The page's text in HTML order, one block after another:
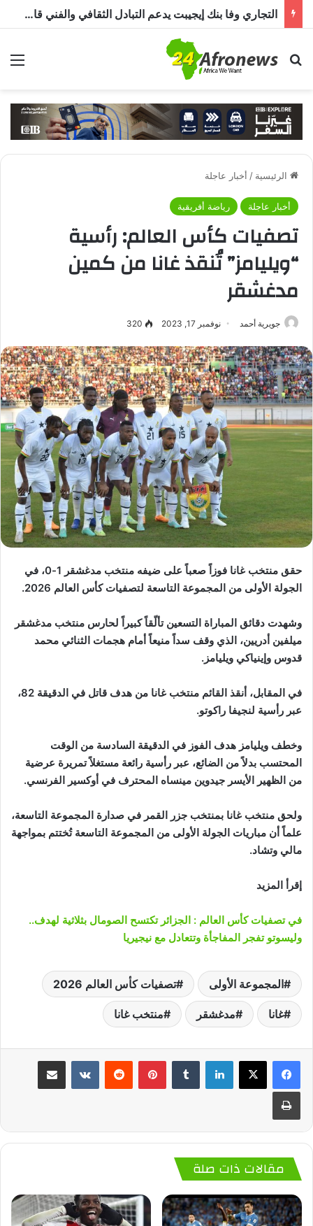
التجاري وفا بنك إيجيبت يدعم التبادل الثقافي والفني قارة أفريقيا من خلال مبادرة « JamSalam 2026 »
بحث عن
الرئيسية / أخبار عاجلة
أخبار عاجلة رياضة أفريقية
تصفيات كأس العالم: رأسية
“ويليامز” تُنقذ غانا من كمين
مدغشقر
جويرية أحمد نوفمبر 17, 2023 320
حقق منتخب غانا فوزاً صعباً على ضيفه منتخب مدغشقر 1-0، في
الجولة الأولى من المجموعة التاسعة لتصفيات كأس العالم 2026.
وشهدت دقائق المباراة التسعين تألّقاً كبيراً لحارس منتخب مدغشقر
ميلفين أدريين، الذي وقف سداً منيعاً أمام هجمات الثنائي محمد
قدوس وإينياكي ويليامز.
في المقابل، أنقذ القائم منتخب غانا من هدف قاتل في الدقيقة 82،
عبر رأسية لنجيفا راكوتو.
وخطف ويليامز هدف الفوز في الدقيقة السادسة من الوقت
المحتسب بدلاً من الضائع، عبر رأسية رائعة مستغلاً تمريرة عرضية
من الظهير الأيسر جيدوين مينساه المحترف في أوكسير الفرنسي.
ولحق منتخب غانا بمنتخب جزر القمر في صدارة المجموعة التاسعة،
علماً أن مباريات الجولة الأولى من المجموعة التاسعة تُختتم بمواجهة
مالي وتشاد.
إقرأ المزيد
في تصفيات كأس العالم : الجزائر تكتسح الصومال بثلاثية لهدف..
وليسوتو تفجر المفاجأة وتتعادل مع نيجيريا
المجموعة الأولى تصفيات كأس العالم 2026
غانا مدغشقر منتخب غانا
لينكدإن بينتيريست
مقالات ذات صلة